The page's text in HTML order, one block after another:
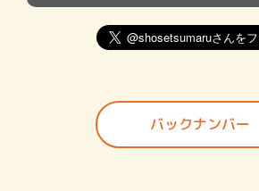
バックナンバー